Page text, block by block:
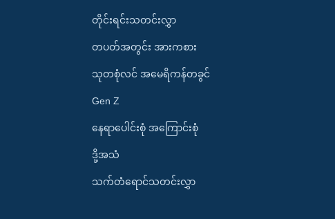
တိုင်းရင်းသတင်းလွှာ
တပတ်အတွင်း အားကစား
သုတစုံလင် အမေရိကန်တခွင်
Gen Z
နေရာပေါင်းစုံ အကြောင်းစုံ
ဒို့အသံ
သက်တံရောင်သတင်းလွှာ